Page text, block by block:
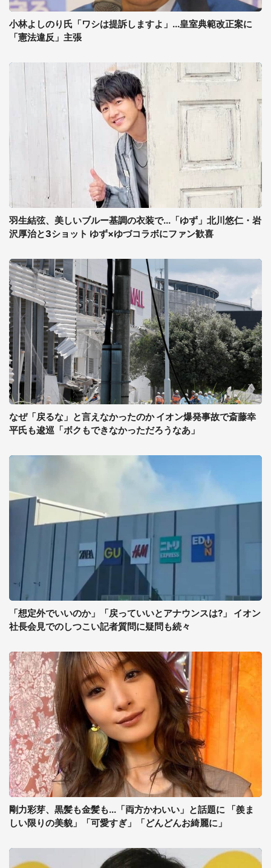
小林よしのり氏「ワシは提訴しますよ」...皇室典範改正案に
「憲法違反」主張
羽生結弦、美しいブルー基調の衣装で...「ゆず」北川悠仁・岩
沢厚治と3ショット ゆず×ゆづコラボにファン歓喜
なぜ「戻るな」と言えなかったのか イオン爆発事故で斎藤幸
平氏も逡巡「ボクもできなかっただろうなあ」
「想定外でいいのか」「戻っていいとアナウンスは?」 イオン
社長会見でのしつこい記者質問に疑問も続々
剛力彩芽、黒髪も金髪も...「両方かわいい」と話題に 「羨ま
しい限りの美貌」「可愛すぎ」「どんどんお綺麗に」